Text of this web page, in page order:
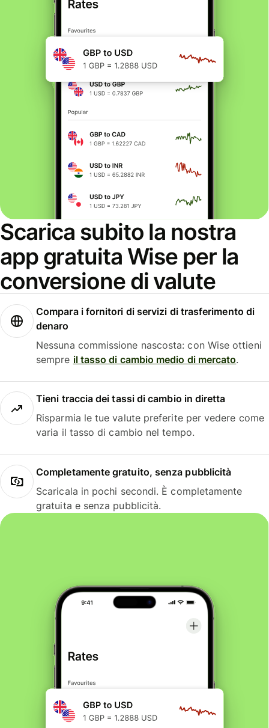
Scarica subito la nostra
app gratuita Wise per la
conversione di valute
Compara i fornitori di servizi di trasferimento di
denaro
Nessuna commissione nascosta: con Wise ottieni
sempre il tasso di cambio medio di mercato.
Tieni traccia dei tassi di cambio in diretta
Risparmia le tue valute preferite per vedere come
varia il tasso di cambio nel tempo.
Completamente gratuito, senza pubblicità
Scaricala in pochi secondi. È completamente
gratuita e senza pubblicità.